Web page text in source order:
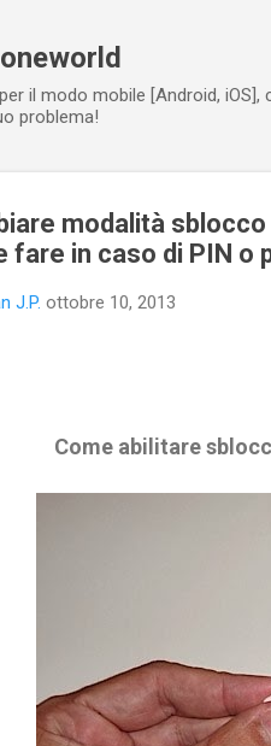
il modo mobile [Android,
problema!
modalità
fare in caso di PIN o
J.P. ottobre 10, 2013
Come abilitare